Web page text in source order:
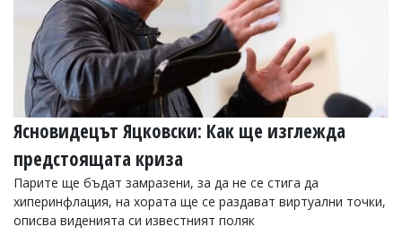
УКРАЙНА
СПОРТ
РАЗСЛЕДВАНЕ
БИЗНЕС
ЮГ
Управители:
Веселин
Василев,
email:
v.vasilev@flagman.bg
Ясновидецът Яцковски: Как ще изглежда
предстоящата криза
Парите ще бъдат замразени, за да не се стига да
хиперинфлация, на хората ще се раздават виртуални точки,
описва виденията си известният поляк